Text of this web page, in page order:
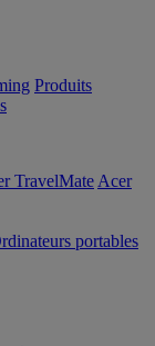
Produits
TravelMate Acer
portables